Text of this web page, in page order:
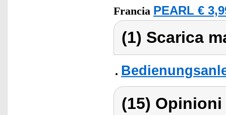
Francia PEARL €
(1) Scarica
(15)